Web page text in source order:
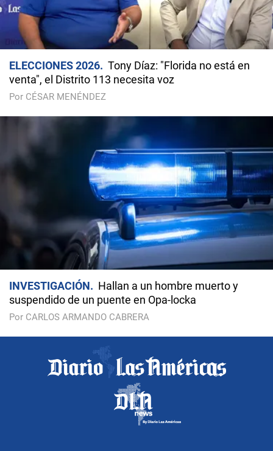
ELECCIONES 2026
Tony Díaz: "Florida no está en
venta", el Distrito 113 necesita voz
Por CÉSAR MENÉNDEZ
INVESTIGACIÓN
Hallan a un hombre muerto y
suspendido de un puente en Opa-locka
Por CARLOS ARMANDO CABRERA